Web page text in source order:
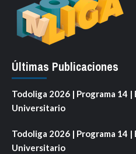
Últimas Publicaciones
Todoliga 2026 | Programa 14
Universitario
Todoliga 2026 | Programa 14
Universitario